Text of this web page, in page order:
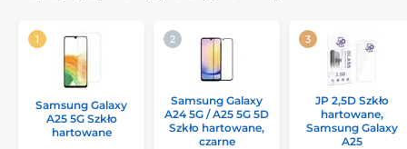
Samsung Galaxy
A25 5G Szkło
hartowane
Samsung Galaxy
A24 5G / A25 5G 5D
Szkło hartowane,
czarne
JP 2,5D Szkło
hartowane,
Samsung Galaxy
A25